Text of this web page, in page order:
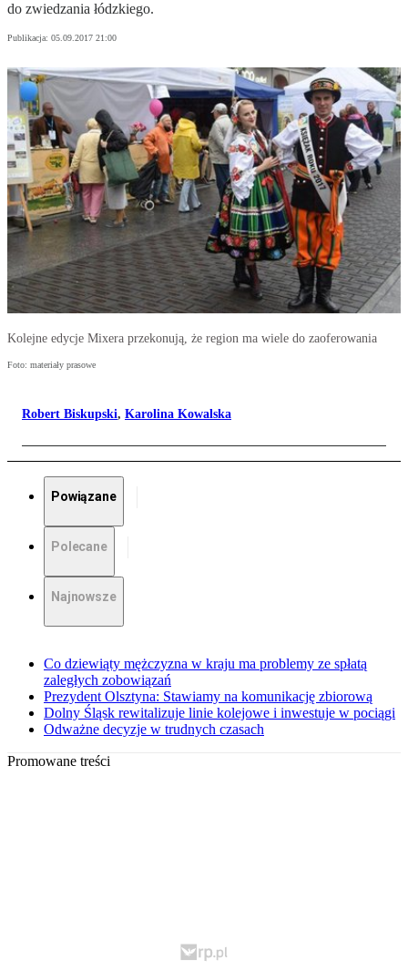
do zwiedzania łódzkiego.
Publikacja: 05.09.2017 21:00
Kolejne edycje Mixera przekonują, że region ma wiele do zaoferowania
Foto: materiały prasowe
Robert Biskupski, Karolina Kowalska
Powiązane
Polecane
Najnowsze
Co dziewiąty mężczyzna w kraju ma problemy ze spłatą
zaległych zobowiązań
Prezydent Olsztyna: Stawiamy na komunikację zbiorową
Dolny Śląsk rewitalizuje linie kolejowe i inwestuje w pociągi
Odważne decyzje w trudnych czasach
Promowane treści